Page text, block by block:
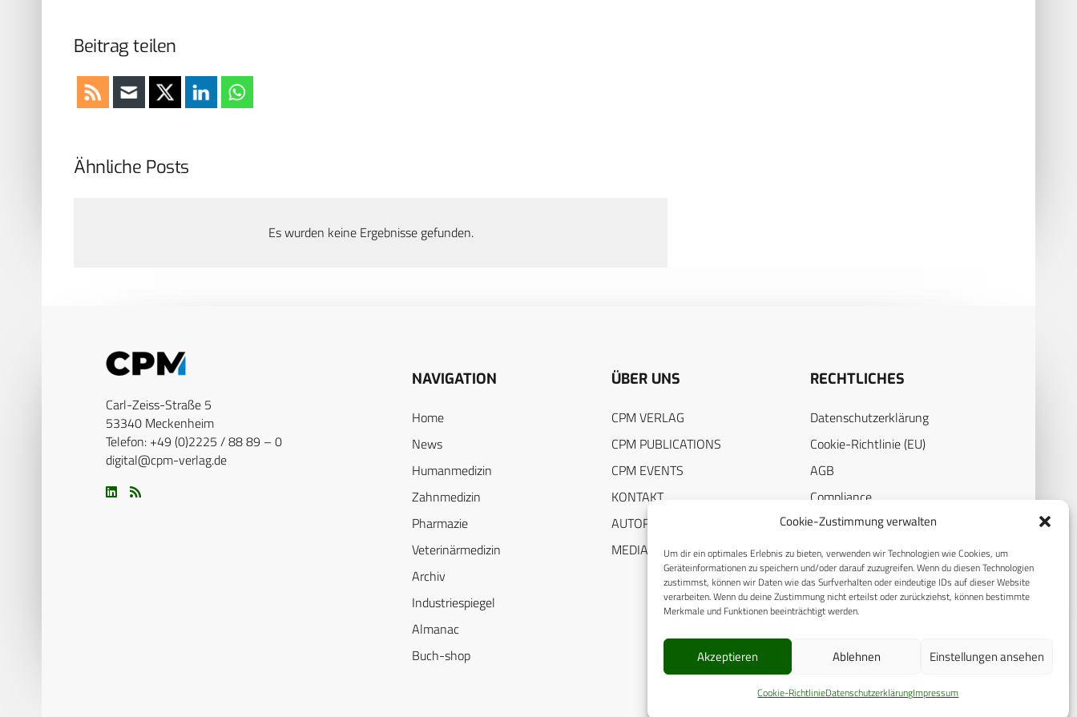
Cookie-Zustimmung verwalten
Um dir ein optimales Erlebnis zu bieten, verwenden wir Technologien wie Cookies, um
Geräteinformationen zu speichern und/oder darauf zuzugreifen. Wenn du diesen Technologien
zustimmst, können wir Daten wie das Surfverhalten oder eindeutige IDs auf dieser Website
verarbeiten. Wenn du deine Zustimmung nicht erteilst oder zurückziehst, können bestimmte
Merkmale und Funktionen beeinträchtigt werden.
Akzeptieren Ablehnen Einstellungen ansehen
Cookie-RichtlinieDatenschutzerklärungImpressum
Beitrag teilen
Ähnliche Posts
Es wurden keine Ergebnisse gefunden.
Carl-Zeiss-Straße 5
53340 Meckenheim
Telefon: +49 (0)2225 / 88 89 – 0
digital@cpm-verlag.de
NAVIGATION
Home
News
Humanmedizin
Zahnmedizin
Pharmazie
Veterinärmedizin
Archiv
Industriespiegel
Almanac
Buch-shop
ÜBER UNS
CPM VERLAG
CPM PUBLICATIONS
CPM EVENTS
KONTAKT
AUTORENHINWEISE
MEDIADATEN
RECHTLICHES
Datenschutzerklärung
Cookie-Richtlinie (EU)
AGB
Compliance
Impressum